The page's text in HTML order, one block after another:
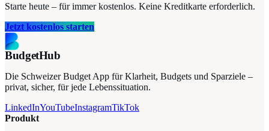
Starte heute – für immer kostenlos. Keine Kreditkarte erforderlich.
Jetzt kostenlos starten
BudgetHub
Die Schweizer Budget App für Klarheit, Budgets und Sparziele –
privat, sicher, für jede Lebenssituation.
LinkedInYouTubeInstagramTikTok
Produkt